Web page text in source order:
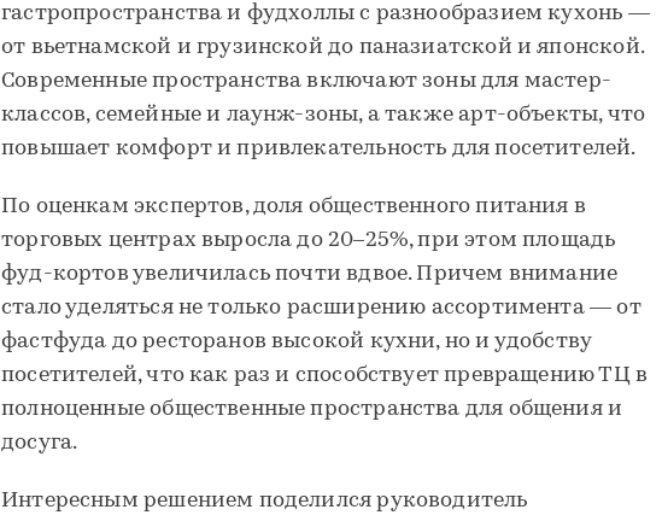
гастропространства и фудхоллы с разнообразием кухонь —
от вьетнамской и грузинской до паназиатской и японской.
Современные пространства включают зоны для мастер-
классов, семейные и лаунж-зоны, а также арт-объекты, что
повышает комфорт и привлекательность для посетителей.
По оценкам экспертов, доля общественного питания в
торговых центрах выросла до 20–25%, при этом площадь
фуд-кортов увеличилась почти вдвое. Причем внимание
стало уделяться не только расширению ассортимента — от
фастфуда до ресторанов высокой кухни, но и удобству
посетителей, что как раз и способствует превращению ТЦ в
полноценные общественные пространства для общения и
досуга.
Интересным решением поделился руководитель